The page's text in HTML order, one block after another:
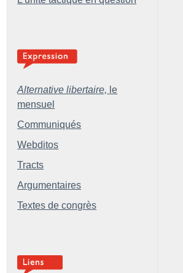
Alternative libertaire, le
mensuel
Communiqués
Webditos
Tracts
Argumentaires
Textes de congrès